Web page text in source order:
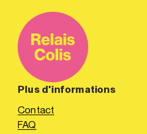
Plus d'informations
Contact
FAQ